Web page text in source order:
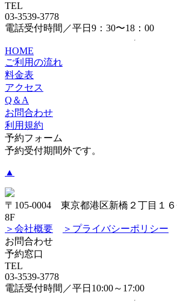
TEL
03-3539-3778
電話受付時間／平日9：30〜18：00
HOME
ご利用の流れ
料金表
アクセス
Q＆A
お問合わせ
利用規約
予約フォーム
予約受付期間外です。
▲
〒105-0004 東京都港区新橋２丁目１
8F
＞会社概要
＞プライバシーポリシー
お問合わせ
予約窓口
TEL
03-3539-3778
電話受付時間／平日10:00～17:00